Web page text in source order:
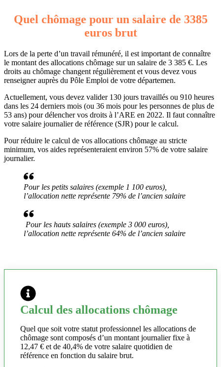
Quel chômage pour un salaire de 3385
euros brut
Lors de la perte d’un travail rémunéré, il est important de connaître
le montant des allocations chômage sur un salaire de 3 385 €. Les
droits au chômage changent régulièrement et vous devez vous
renseigner auprès du Pôle Emploi de votre départemen.
Actuellement, vous devez valider 130 jours travaillés ou 910 heures
dans les 24 derniers mois (ou 36 mois pour les personnes de plus de
53 ans) pour délencher vos droits à l’ARE en 2022. Il faut connaître
votre salaire journalier de référence (SJR) pour le calcul.
Pour réduire le calcul de vos allocations chômage au stricte
minimum, vos aides représenteraient environ 57% de votre salaire
journalier.
Pour les petits salaires (exemple 1 100 euros),
l’allocation nette représente 79% de l’ancien salaire
Pour les hauts salaires (exemple 3 000 euros),
l’allocation nette représente 64% de l’ancien salaire
Calcul des allocations chômage
Quel que soit votre statut professionnel les allocations de
chômage sont composés d’un montant journalier fixe à
12,47 € et de 40,4% de votre salaire quotidien de
référence en fonction du salaire brut.